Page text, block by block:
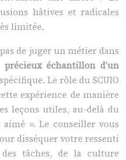
hâtives et radicales
limitée.
de juger un métier dans
précieux échantillon d’un
spécifique. Le rôle du SCUIO
expérience de manière
leçons utiles, au-delà du
aimé ». Le conseiller vous
disséquer votre ressenti
tâches, de la culture